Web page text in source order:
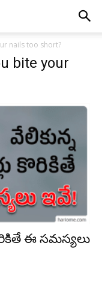
nails too short?
bite your
ఈ సమస్యలు